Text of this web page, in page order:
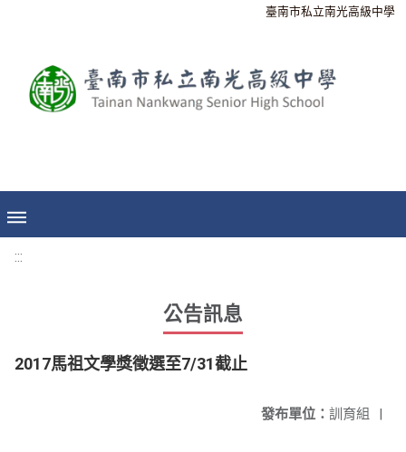
臺南市私立南光高級中學
:::
公告訊息
2017馬祖文學獎徵選至7/31截止
發布單位： 訓育組 |